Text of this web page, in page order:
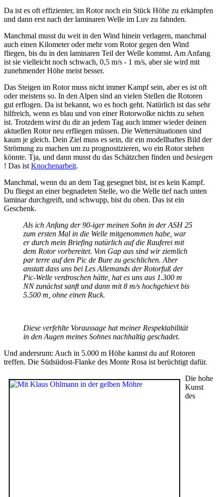
Da ist es oft effizienter, im Rotor noch ein Stück Höhe zu erkämpfen
und dann erst nach der laminaren Welle im Luv zu fahnden.
Manchmal musst du weit in den Wind hinein verlagern, manchmal
auch einen Kilometer oder mehr vom Rotor gegen den Wind
fliegen, bis du in den laminaren Teil der Welle kommst. Am Anfang
ist sie vielleicht noch schwach, 0,5 m/s - 1 m/s, aber sie wird mit
zunehmender Höhe meist besser.
Das Steigen im Rotor muss nicht immer Kampf sein, aber es ist oft
oder meistens so. In den Alpen sind an vielen Stellen die Rotoren
gut erflogen. Da ist bekannt, wo es hoch geht. Natürlich ist das sehr
hilfreich, wenn es blau und von einer Rotorwolke nichts zu sehen
ist. Trotzdem wirst du dir an jedem Tag auch immer wieder deinen
aktuellen Rotor neu erfliegen müssen. Die Wettersituationen sind
kaum je gleich. Dein Ziel muss es sein, dir ein modellhaftes Bild der
Strömung zu machen um zu prognostizieren, wo ein Rotor stehen
könnte. Tja, und dann musst du das Schätzchen finden und besiegen
! Das ist Knochenarbeit.
Manchmal, wenn du an dem Tag gesegnet bist, ist es kein Kampf.
Du fliegst an einer begnadeten Stelle, wo die Welle tief nach unten
laminar durchgreift, und schwupp, bist du oben. Das ist ein
Geschenk.
Als ich Anfang der 90-iger meinen Sohn in der ASH 25
zum ersten Mal in die Welle mitgenommen habe, war
er durch mein Briefing natürlich auf die Rauferei mit
dem Rotor vorbereitet. Von Gap aus sind wir ziemlich
par terre auf den Pic de Bure zu geschlichen. Aber
anstatt dass uns bei Les Allemands der Rotorfuß der
Pic-Welle verdroschen hätte, hat es uns aus 1.300 m
NN zunächst sanft und dann mit 8 m/s hochgehievt bis
5.500 m, ohne einen Ruck.
Diese verfehlte Voraussage hat meiner Respektabilität
in den Augen meines Sohnes nachhaltig geschadet.
Und andersrum: Auch in 5.000 m Höhe kannst du auf Rotoren
treffen. Die Südsüdost-Flanke des Monte Rosa ist berüchtigt dafür.
Die hohe
Kunst
des